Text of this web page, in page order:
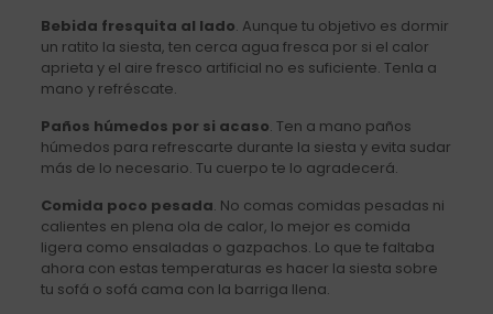
Bebida fresquita al lado. Aunque tu objetivo es dormir
un ratito la siesta, ten cerca agua fresca por si el calor
aprieta y el aire fresco artificial no es suficiente. Tenla a
mano y refréscate.
Paños húmedos por si acaso. Ten a mano paños
húmedos para refrescarte durante la siesta y evita sudar
más de lo necesario. Tu cuerpo te lo agradecerá.
Comida poco pesada. No comas comidas pesadas ni
calientes en plena ola de calor, lo mejor es comida
ligera como ensaladas o gazpachos. Lo que te faltaba
ahora con estas temperaturas es hacer la siesta sobre
tu sofá o sofá cama con la barriga llena.